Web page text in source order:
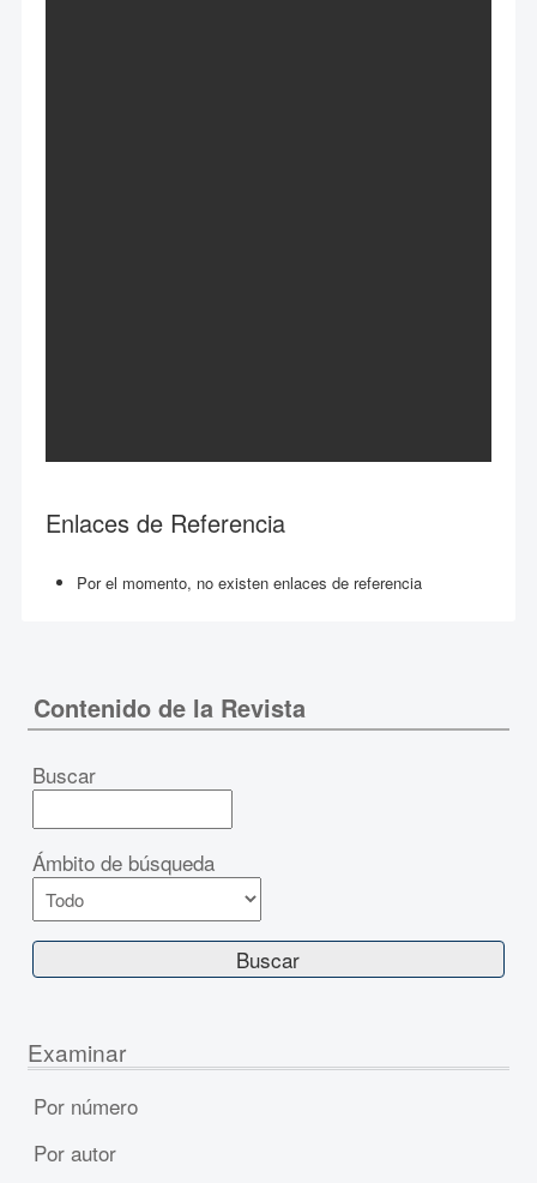
Enlaces de Referencia
Por el momento, no existen enlaces de referencia
Contenido de la Revista
Buscar
Ámbito de búsqueda
Examinar
Por número
Por autor